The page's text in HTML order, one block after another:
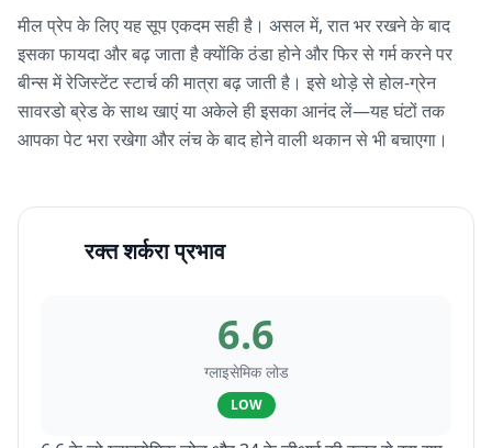
मील प्रेप के लिए यह सूप एकदम सही है। असल में, रात भर रखने के बाद
इसका फायदा और बढ़ जाता है क्योंकि ठंडा होने और फिर से गर्म करने पर
बीन्स में रेजिस्टेंट स्टार्च की मात्रा बढ़ जाती है। इसे थोड़े से होल-ग्रेन
सावरडो ब्रेड के साथ खाएं या अकेले ही इसका आनंद लें—यह घंटों तक
आपका पेट भरा रखेगा और लंच के बाद होने वाली थकान से भी बचाएगा।
रक्त शर्करा प्रभाव
6.6
ग्लाइसेमिक लोड
LOW